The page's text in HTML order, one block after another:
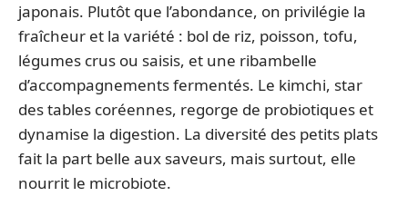
japonais. Plutôt que l’abondance, on privilégie la
fraîcheur et la variété : bol de riz, poisson, tofu,
légumes crus ou saisis, et une ribambelle
d’accompagnements fermentés. Le kimchi, star
des tables coréennes, regorge de probiotiques et
dynamise la digestion. La diversité des petits plats
fait la part belle aux saveurs, mais surtout, elle
nourrit le microbiote.